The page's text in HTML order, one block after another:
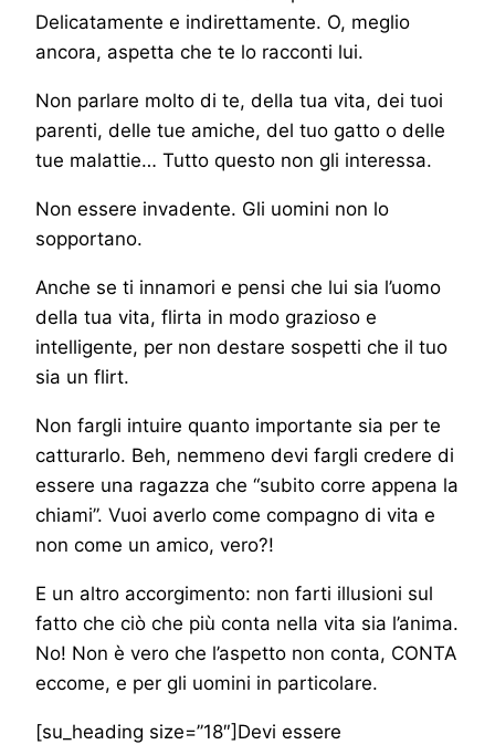
Delicatamente e indirettamente. O, meglio
ancora, aspetta che te lo racconti lui.
Non parlare molto di te, della tua vita, dei tuoi
parenti, delle tue amiche, del tuo gatto o delle
tue malattie… Tutto questo non gli interessa.
Non essere invadente. Gli uomini non lo
sopportano.
Anche se ti innamori e pensi che lui sia l’uomo
della tua vita, flirta in modo grazioso e
intelligente, per non destare sospetti che il tuo
sia un flirt.
Non fargli intuire quanto importante sia per te
catturarlo. Beh, nemmeno devi fargli credere di
essere una ragazza che “subito corre appena la
chiami”. Vuoi averlo come compagno di vita e
non come un amico, vero?!
E un altro accorgimento: non farti illusioni sul
fatto che ciò che più conta nella vita sia l’anima.
No! Non è vero che l’aspetto non conta, CONTA
eccome, e per gli uomini in particolare.
[su_heading size=”18″]Devi essere